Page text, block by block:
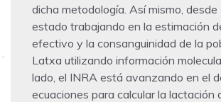
dicha metodología. Así mismo, desde
estado trabajando en la estimación
efectivo y la consanguinidad de la
Latxa utilizando información
lado, el INRA está avanzando en el
ecuaciones para calcular la lactación